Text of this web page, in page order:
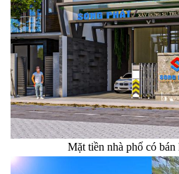
Mặt tiền nhà phố có bán